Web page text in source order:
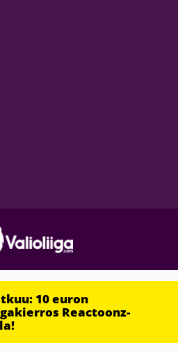
10 euron
Reactoonz-